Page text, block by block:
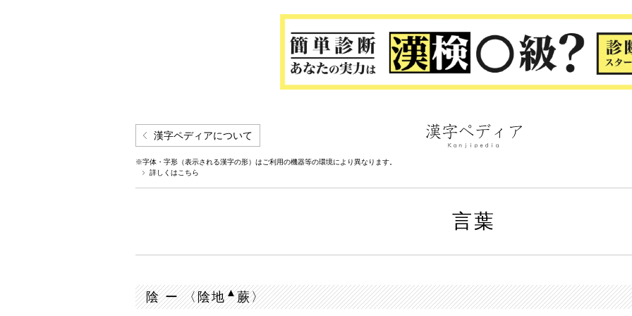
漢字ペディアについて
※字体・字形（表示される漢字の形）はご利用の機器等の環境により異なります。
詳しくはこちら
言葉
陰 ー 〈陰地▲蕨〉